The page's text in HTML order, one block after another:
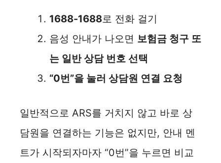
1688-1688로 전화 걸기
음성 안내가 나오면 보험금 청구 또
는 일반 상담 번호 선택
“0번”을 눌러 상담원 연결 요청
일반적으로 ARS를 거치지 않고 바로 상
담원을 연결하는 기능은 없지만, 안내 멘
트가 시작되자마자 “0번”을 누르면 비교